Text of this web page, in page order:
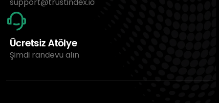
support@trustindex.io
Ücretsiz Atölye
Şimdi randevu alın